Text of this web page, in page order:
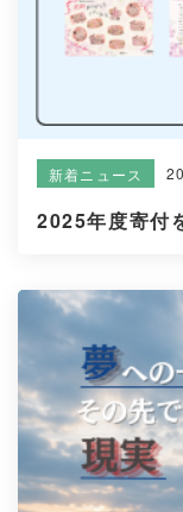
新着ニュース
2025年度寄付